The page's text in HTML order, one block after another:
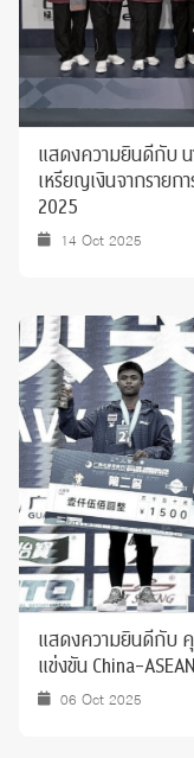
แสดงความยินดีกับ
เหรียญเงินจากรายก
2025
14 Oct 2025
แสดงความยินดีกับ
แข่งขัน China-
06 Oct 2025